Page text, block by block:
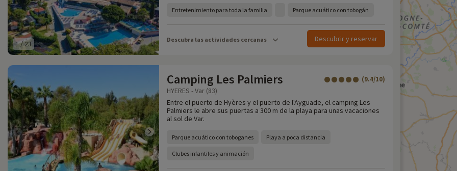
1/23
Entretenimiento para toda la familia Parque acuático con tobogán
Descubra las actividades cercanas Descubrir y reservar
Camping Les Palmiers (9.4/10)
HYERES - Var (83)
Entre el puerto de Hyères y el puerto de l'Ayguade, el camping Les
Palmiers le abre sus puertas a 300 m de la playa para unas vacaciones
al sol de Var.
Parque acuático con toboganes Playa a poca distancia
Clubes infantiles y animación